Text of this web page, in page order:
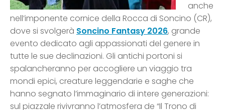
anche
nell’imponente cornice della Rocca di Soncino (CR),
dove si svolgerà Soncino Fantasy 2026, grande
evento dedicato agli appassionati del genere in
tutte le sue declinazioni. Gli antichi portoni si
spalancheranno per accogliere un viaggio tra
mondi epici, creature leggendarie e saghe che
hanno segnato l’immaginario di intere generazioni:
sul piazzale rivivranno l’atmosfera de “Il Trono di